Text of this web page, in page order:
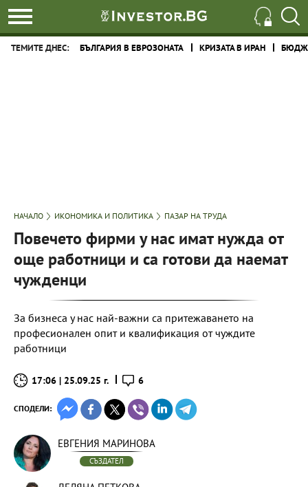
ТЕМИТЕ ДНЕС: БЪЛГАРИЯ В ЕВРОЗОНАТА КРИЗАТА В ИРАН
НАЧАЛО ИКОНОМИКА И ПОЛИТИКА ПАЗАР НА ТРУДА
Повечето фирми у нас имат нужда от
още работници и са готови да наемат
чужденци
За бизнеса у нас най-важни са притежаването на
професионален опит и квалификация от чуждите
работници
17:06 | 25.09.25 г. 6
СПОДЕЛИ:
ЕВГЕНИЯ МАРИНОВА
СЪЗДАТЕЛ